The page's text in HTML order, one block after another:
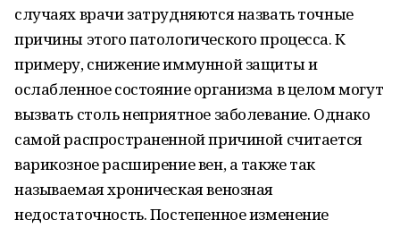
случаях врачи затрудняются назвать точные
причины этого патологического процесса. К
примеру, снижение иммунной защиты и
ослабленное состояние организма в целом могут
вызвать столь неприятное заболевание. Однако
самой распространенной причиной считается
варикозное расширение вен, а также так
называемая хроническая венозная
недостаточность. Постепенное изменение